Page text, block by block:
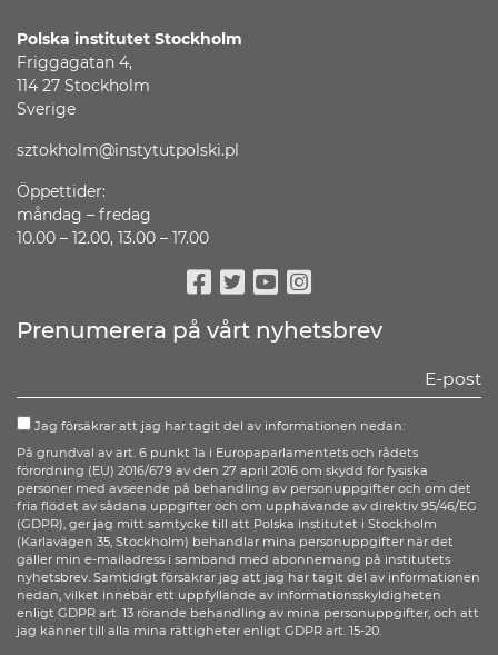
Polska institutet Stockholm
Friggagatan 4,
114 27 Stockholm
Sverige
sztokholm@instytutpolski.pl
Öppettider:
måndag – fredag
10.00 – 12.00, 13.00 – 17.00
Facebook
TwitterYoutube
Instagram
Prenumerera på vårt nyhetsbrev
Jag försäkrar att jag har tagit del av informationen nedan:
På grundval av art. 6 punkt 1a i Europaparlamentets och rådets
förordning (EU) 2016/679 av den 27 april 2016 om skydd för fysiska
personer med avseende på behandling av personuppgifter och om det
fria flödet av sådana uppgifter och om upphävande av direktiv 95/46/EG
(GDPR), ger jag mitt samtycke till att Polska institutet i Stockholm
(Karlavägen 35, Stockholm) behandlar mina personuppgifter när det
gäller min e-mailadress i samband med abonnemang på institutets
nyhetsbrev. Samtidigt försäkrar jag att jag har tagit del av informationen
nedan, vilket innebär ett uppfyllande av informationsskyldigheten
enligt GDPR art. 13 rörande behandling av mina personuppgifter, och att
jag känner till alla mina rättigheter enligt GDPR art. 15-20.